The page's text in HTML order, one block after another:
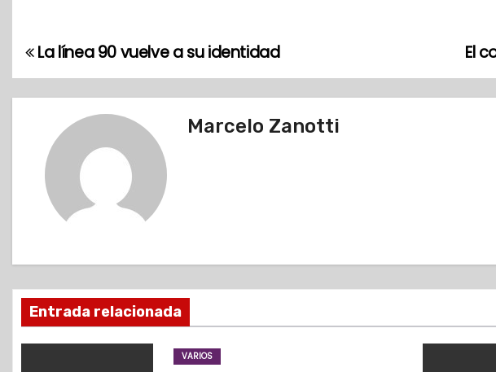
N
a
c
i
ó
El
La línea 90 vuelve a su identidad
Marcelo Zanotti
Entrada relacionada
VARIOS